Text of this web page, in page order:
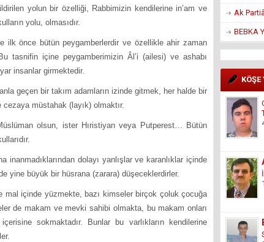
yolun bir özelliği, Rabbimizin kendilerine in’am ve
yolu, olmasıdır.
ilk önce bütün peygamberlerdir ve özellikle ahir zaman
tasnifin içine peygamberimizin Âl’i (ailesi) ve ashabı
insanlar girmektedir.
bir takım adamların izinde gitmek, her halde bir
müstahak (layık) olmaktır.
olsun, ister Hıristiyan veya Putperest… Bütün
dolayı yanlışlar ve karanlıklar içinde
yine büyük bir hüsrana (zarara) düşeceklerdirler.
içinde yüzmekte, bazı kimseler birçok çoluk çocuğa
de makam ve mevki sahibi olmakta, bu makam onları
sokmaktadır. Bunlar bu varlıkların kendilerine
Ak
BEBKA